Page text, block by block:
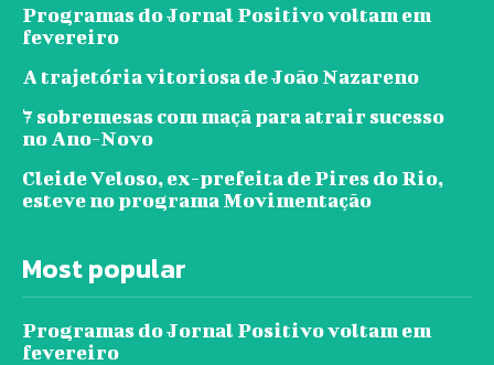
Programas do Jornal Positivo voltam em
fevereiro
A trajetória vitoriosa de João Nazareno
7 sobremesas com maçã para atrair sucesso
no Ano-Novo
Cleide Veloso, ex-prefeita de Pires do Rio,
esteve no programa Movimentação
Most popular
Programas do Jornal Positivo voltam em
fevereiro